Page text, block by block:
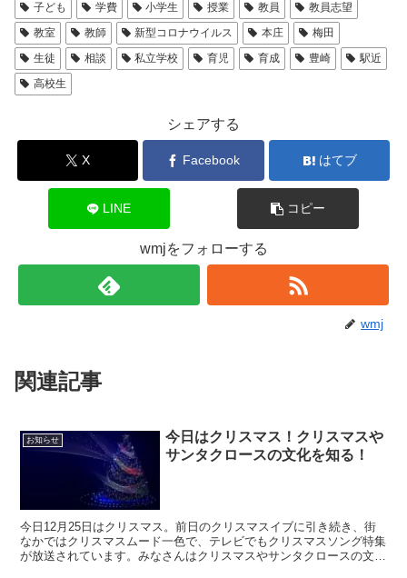
子ども
学費 小学生 授業 教員
教員志望
教室
教師 新型コロナウイルス 本庄
梅田
生徒
相談 私立学校 育児 育成 豊崎
駅近
高校生
シェアする
X Facebook はてブ
LINE コピー
wmjをフォローする
wmj
関連記事
お知らせ
今日はクリスマス！クリスマスや
サンタクロースの文化を知る！
今日12月25日はクリスマス。前日のクリスマスイブに引き続き、街
なかではクリスマスムード一色で、テレビでもクリスマスソング特集
が放送されています。みなさんはクリスマスやサンタクロースの文化